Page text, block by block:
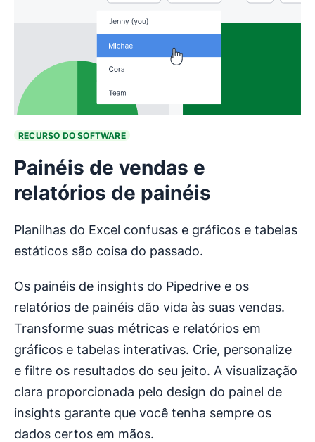
RECURSO DO SOFTWARE
Painéis de vendas e
relatórios de painéis
Planilhas do Excel confusas e gráficos e tabelas
estáticos são coisa do passado.
Os painéis de insights do Pipedrive e os
relatórios de painéis dão vida às suas vendas.
Transforme suas métricas e relatórios em
gráficos e tabelas interativas. Crie, personalize
e filtre os resultados do seu jeito. A visualização
clara proporcionada pelo design do painel de
insights garante que você tenha sempre os
dados certos em mãos.